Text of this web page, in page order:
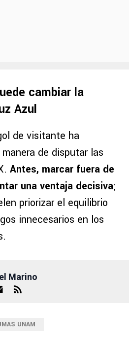
cambiar la
Azul
de visitante ha
de disputar las
Antes, marcar fuera de
una ventaja decisiva;
priorizar el equilibrio
innecesarios en los
Marino
UNAM